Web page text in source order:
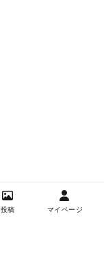
投稿 マイページ